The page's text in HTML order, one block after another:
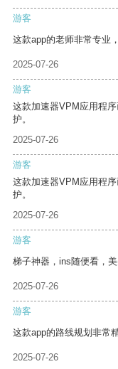
游客
这款app的老师非常专业
2025-07-26
游客
这款加速器VPM应用程
护。
2025-07-26
游客
这款加速器VPM应用程
护。
2025-07-26
游客
梯子神器，ins随便看，美
2025-07-26
游客
这款app的路线规划非常
2025-07-26